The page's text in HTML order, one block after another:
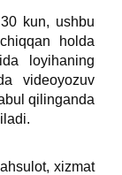
kun, ushbu
holda
loyihaning
videoyozuv
qilinganda
хizmat